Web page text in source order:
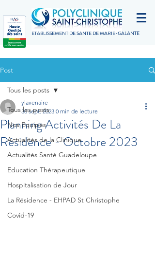
ETABLISSEMENT DE SANTÉ DE MARIE-GALANTE
Post
Tous les posts
Nos Equipes
Actualités de la Clinique
Actualités Santé Guadeloupe
Education Thérapeutique
Hospitalisation de Jour
La Résidence - EHPAD St Christophe
Covid-19
Tous les posts
Planning Activités De La
Résidence - Octobre 2023
ylavenaire
30 sept. 2023 0 min de lecture